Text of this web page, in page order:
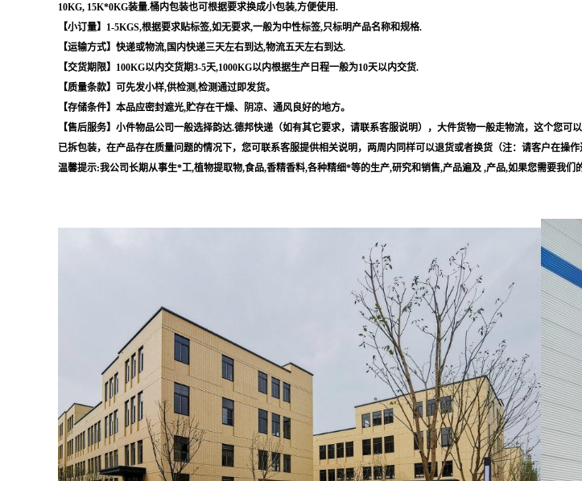
10KG, 15K*0KG装量.桶内包装也可根据要求换成小包装,方便使用.
【小订量】1-5KGS,根据要求贴标签,如无要求,一般为中性标签,只标明产品名称和规格.
【运输方式】快递或物流,国内快递三天左右到达,物流五天左右到达.
【交货期限】100KG以内交货期3-5天,1000KG以内根据生产日程一般为10天以内交货.
【质量条款】可先发小样,供检测,检测通过即发货。
【存储条件】本品应密封遮光,贮存在干燥、阴凉、通风良好的地方。
【售后服务】小件物品公司一般选择韵达.德邦快递（如有其它要求，请联系客服说明），大件货物一般走物流，这个您
已拆包装，在产品存在质量问题的情况下，您可联系客服提供相关说明，两周内同样可以退货或者换货（注：请客户在操作
温馨提示:我公司长期从事生*工,植物提取物,食品,香精香料,各种精细*等的生产,研究和销售,产品遍及 ,产品,如果您需要我们